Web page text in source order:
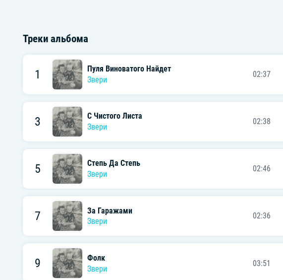
Треки альбома
1
Пуля Виноватого Найдет
Звери
02:37
3
С Чистого Листа
Звери
02:38
5
Степь Да Степь
Звери
02:46
7
За Гаражами
Звери
02:36
9
Фолк
Звери
03:51